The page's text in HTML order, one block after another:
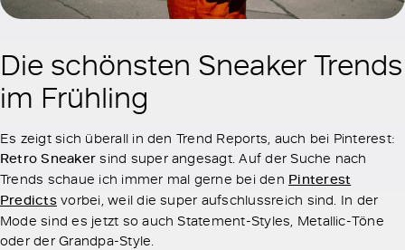
Die schönsten Sneaker Trends
im Frühling
Es zeigt sich überall in den Trend Reports, auch bei Pinterest:
Retro Sneaker sind super angesagt. Auf der Suche nach
Trends schaue ich immer mal gerne bei den Pinterest
Predictsvorbei, weil die super aufschlussreich sind. In der
Mode sind es jetzt so auch Statement-Styles, Metallic-Töne
oder der Grandpa-Style.